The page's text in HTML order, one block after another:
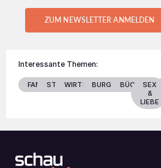
ZUM NEWSLETTER ANMELDEN
Interessante Themen:
FAMILIESTARSWIRTSCHAFTBURGENLANDBÜCHERSEX
&
LIEBE